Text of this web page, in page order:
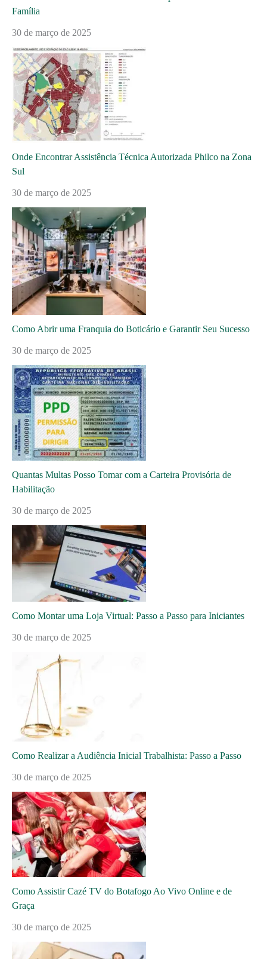
Família
30 de março de 2025
Onde Encontrar Assistência Técnica Autorizada Philco na Zona
Sul
30 de março de 2025
Como Abrir uma Franquia do Boticário e Garantir Seu Sucesso
30 de março de 2025
Quantas Multas Posso Tomar com a Carteira Provisória de
Habilitação
30 de março de 2025
Como Montar uma Loja Virtual: Passo a Passo para Iniciantes
30 de março de 2025
Como Realizar a Audiência Inicial Trabalhista: Passo a Passo
30 de março de 2025
Como Assistir Cazé TV do Botafogo Ao Vivo Online e de
Graça
30 de março de 2025